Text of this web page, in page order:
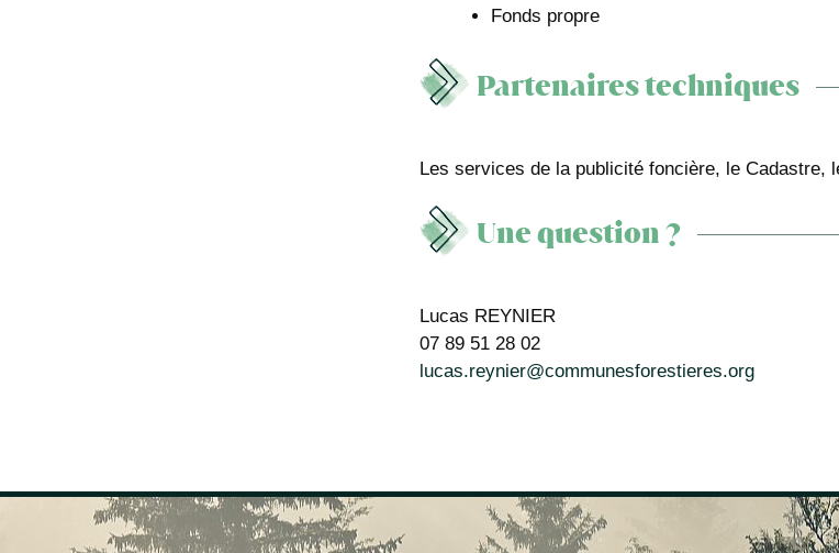
Fonds propre
Partenaires techniques
Les services de la publicité foncière, le Cadastre,
Une question ?
Lucas REYNIER
07 89 51 28 02
lucas.reynier@communesforestieres.org